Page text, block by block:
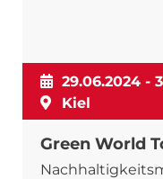
29.06.2024 -
Kiel
Green World